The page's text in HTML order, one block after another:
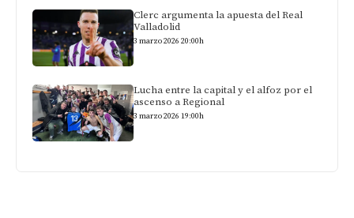
Clerc argumenta la apuesta del Real
Valladolid
3 marzo 2026 20:00h
Lucha entre la capital y el alfoz por el
ascenso a Regional
3 marzo 2026 19:00h